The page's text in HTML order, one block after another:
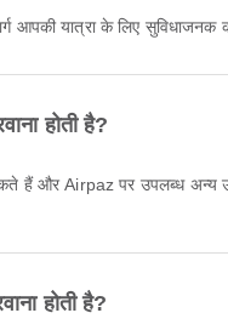
आपकी यात्रा के लिए
होती है?
होती है?